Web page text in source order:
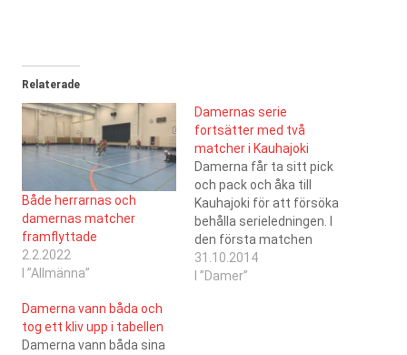
Relaterade
Både herrarnas och
damernas matcher
framflyttade
2.2.2022
I ”Allmänna”
Damernas serie
fortsätter med två
matcher i Kauhajoki
Damerna får ta sitt pick
och pack och åka till
Kauhajoki för att försöka
behålla serieledningen. I
den första matchen
möter damerna SC
Kokkola som övertygade i
31.10.2014
I ”Damer”
Damerna vann båda och
tog ett kliv upp i tabellen
Damerna vann båda sina